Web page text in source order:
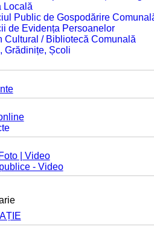
Locală
Public de Gospodărire
de Evidența Persoanelor
Cultural / Bibliotecă Comunală
Grădinițe, Școli
| Video
- Video